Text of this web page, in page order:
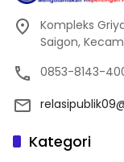
Kompleks
Saigon,
0853-8143-
Kategori